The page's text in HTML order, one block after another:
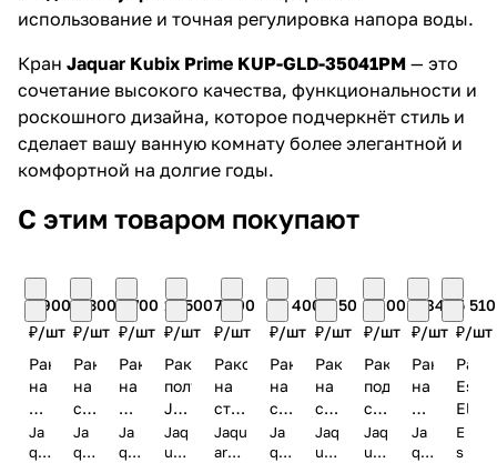
использование и точная регулировка напора воды.
Кран Jaquar Kubix Prime KUP-GLD-35041PM — это
сочетание высокого качества, функциональности и
роскошного дизайна, которое подчеркнёт стиль и
сделает вашу ванную комнату более элегантной и
комфортной на долгие годы.
С этим товаром покупают
7 900
₽/шт
Раковина
на
столешницу
Jaquar
JDR
Ja
qu
9 300
₽/шт
Раковина
на
столешницу
Jaquar
JDR
Ja
qu
7 700
₽/шт
Раковина
на
столешницу
Jaquar
JDR
Ja
qu
11 500
₽/шт
Раковина
полувстраиваемая
Jaquar
Florentine
FLS-
Jaq
uar
7 200
₽/шт
Раковина
на
столешницу,
подвесная
Jaquar
Jaqu
ar
10 400
₽/шт
Раковина
на
столешницу
Jaquar
Fonte
Ja
qu
5 050
₽/шт
Раковина
на
столешницу
Jaquar
Continental
Jaq
uar
7 400
₽/шт
Раковина
под
столешницу
Jaquar
Laguna
Jaq
uar
5 840
₽/шт
Раковина
на
Jaquar
Aria
Ja
qu
5 510
₽/шт
ECS-
WHT-
E
s